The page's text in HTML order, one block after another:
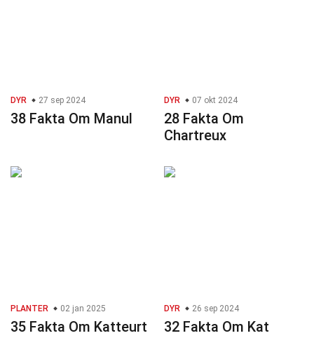
DYR 27 sep 2024
38 Fakta Om Manul
DYR 07 okt 2024
28 Fakta Om
Chartreux
PLANTER 02 jan 2025
35 Fakta Om Katteurt
DYR 26 sep 2024
32 Fakta Om Kat